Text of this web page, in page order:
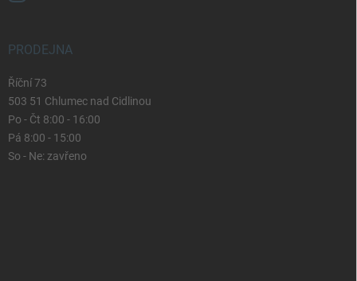
PRODEJNA
Říční 73
503 51 Chlumec nad Cidlinou
Po - Čt 8:00 - 16:00
Pá 8:00 - 15:00
So - Ne: zavřeno